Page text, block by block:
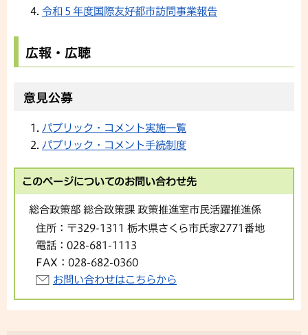
令和５年度国際友好都市訪問事業報告
広報・広聴
意見公募
パブリック・コメント実施一覧
パブリック・コメント手続制度
このページについてのお問い合わせ先
総合政策部 総合政策課 政策推進室市民活躍推進係
住所： 〒329-1311 栃木県さくら市氏家2771番地
電話： 028-681-1113
FAX： 028-682-0360
お問い合わせはこちらから